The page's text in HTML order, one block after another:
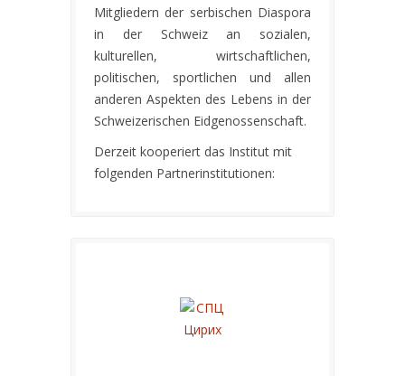
Mitgliedern der serbischen Diaspora
in der Schweiz an sozialen,
kulturellen, wirtschaftlichen,
politischen, sportlichen und allen
anderen Aspekten des Lebens in der
Schweizerischen Eidgenossenschaft.
Derzeit kooperiert das Institut mit
folgenden Partnerinstitutionen: